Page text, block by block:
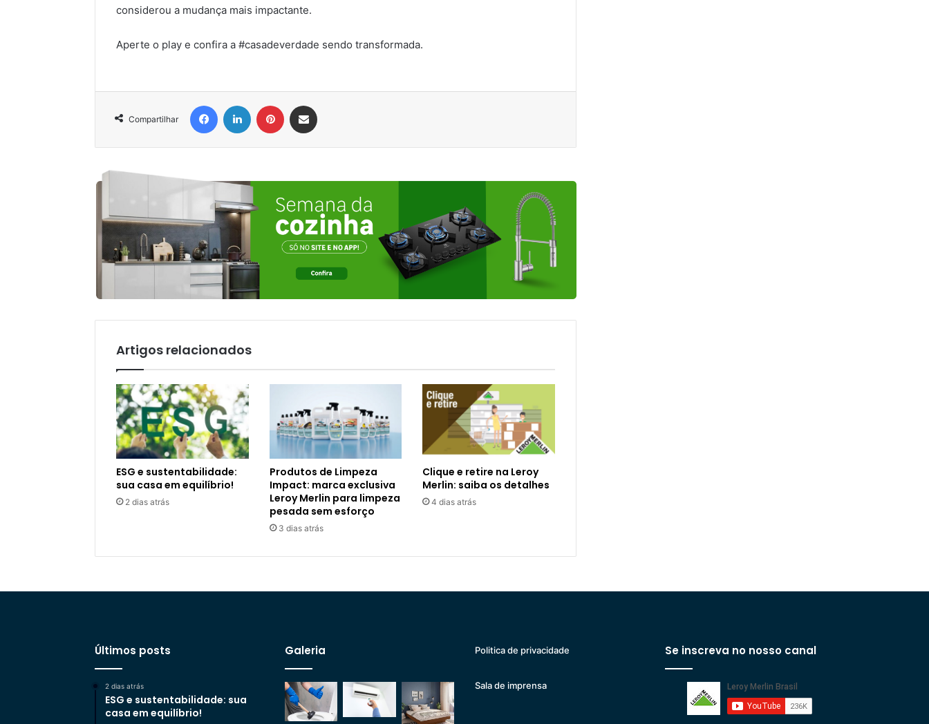
considerou a mudança mais impactante.
Aperte o play e confira a #casadeverdade sendo transformada.
Compartilhar
FacebookLinkedin Pinterest
Artigos relacionados
ESG e sustentabilidade:
sua casa em equilíbrio!
2 dias atrás
Produtos de Limpeza
Impact: marca exclusiva
Leroy Merlin para limpeza
pesada sem esforço
3 dias atrás
Clique e retire na Leroy
Merlin: saiba os detalhes
4 dias atrás
Últimos posts
2 dias atrás
ESG e sustentabilidade: sua
casa em equilíbrio!
Galeria Politica de privacidade
Sala de imprensa
Se inscreva no nosso canal